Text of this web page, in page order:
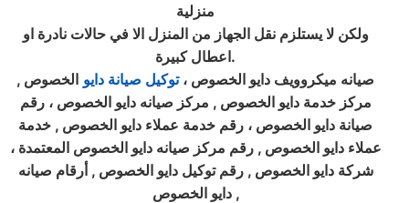
منزلية
ولكن لا يستلزم نقل الجهاز من المنزل الا في حالات نادرة او
اعطال كبيرة.
صيانه ميكروويف دايو الخصوص ،توكيل صيانة دايو الخصوص ,
مركز خدمة دايو الخصوص , مركز صيانه دايو الخصوص ، رقم
صيانة دايو الخصوص ، رقم خدمة عملاء دايو الخصوص , خدمة
عملاء دايو الخصوص , رقم مركز صيانه دايو الخصوص المعتمدة ،
شركة دايو الخصوص , رقم توكيل دايو الخصوص , أرقام صيانه
دايو الخصوص ,